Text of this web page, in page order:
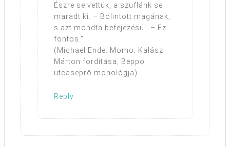
Észre se vettük, a szuflánk se
maradt ki. – Bólintott magának,
s azt mondta befejezésül: – Ez
fontos.”
(Michael Ende: Momo; Kalász
Márton fordítása; Beppo
utcaseprő monológja)
Reply